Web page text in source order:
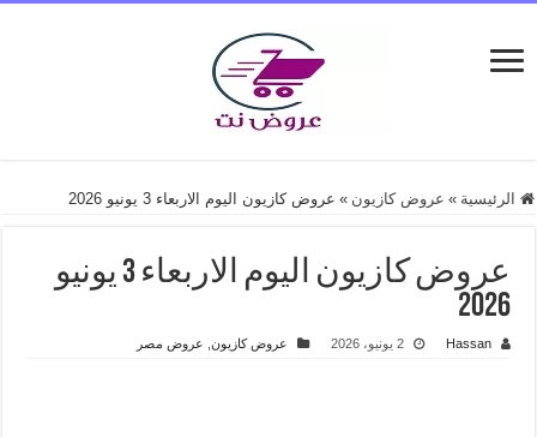
الرئيسية » عروض كازيون » عروض كازيون اليوم الاربعاء 3 يونيو 2026
عروض كازيون اليوم الاربعاء 3 يونيو
2026
Hassan 2 يونيو، 2026 عروض كازيون, عروض مصر